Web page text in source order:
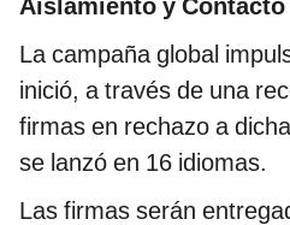
Aislamiento y
La campaña global
inició, a través de una
firmas en rechazo a
se lanzó en 16 idiomas.
Las firmas serán